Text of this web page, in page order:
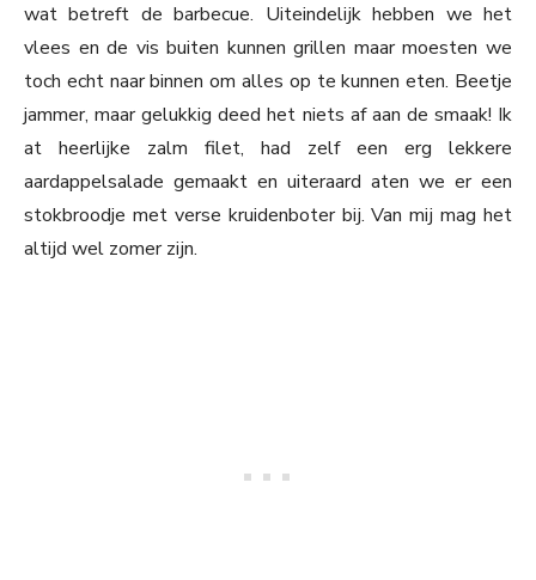
wat betreft de barbecue. Uiteindelijk hebben we het
vlees en de vis buiten kunnen grillen maar moesten we
toch echt naar binnen om alles op te kunnen eten. Beetje
jammer, maar gelukkig deed het niets af aan de smaak! Ik
at heerlijke zalm filet, had zelf een erg lekkere
aardappelsalade gemaakt en uiteraard aten we er een
stokbroodje met verse kruidenboter bij. Van mij mag het
altijd wel zomer zijn.